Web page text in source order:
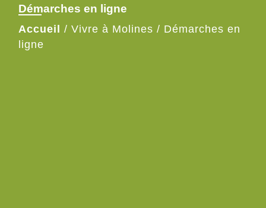
Démarches en ligne
Accueil / Vivre à Molines / Démarches en
ligne